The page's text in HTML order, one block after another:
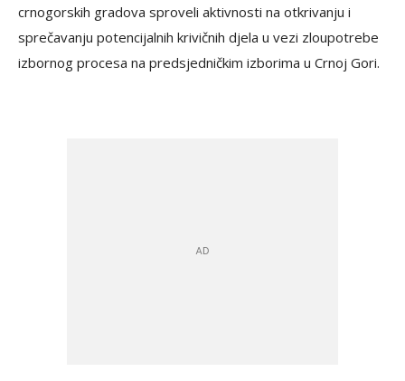
crnogorskih gradova sproveli aktivnosti na otkrivanju i
sprečavanju potencijalnih krivičnih djela u vezi zloupotrebe
izbornog procesa na predsjedničkim izborima u Crnoj Gori.